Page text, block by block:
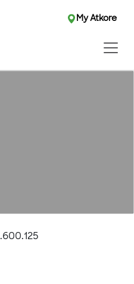
My Atkore